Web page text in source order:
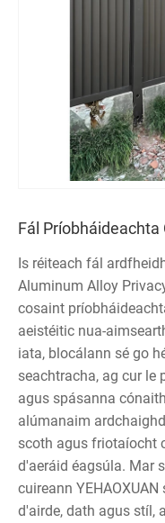
Fál
Is réiteach fál
Aluminum Alloy
cosaint
aeistéitic nua-
iata, blocálann sé go
seachtracha, ag cur
agus spásanna
alúmanaim
scoth agus friotaíocht
d'aeráid éagsúla. Mar
cuireann
d'airde, dath agus stíl,